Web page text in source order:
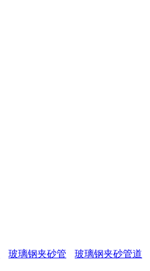
玻璃钢夹砂管 玻璃钢夹砂管道